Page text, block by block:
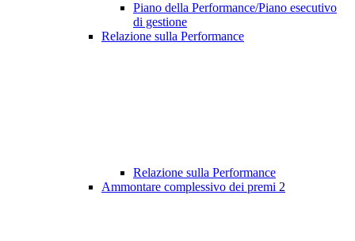
Piano della Performance/Piano esecutivo
di gestione
Relazione sulla Performance
Relazione sulla Performance
Ammontare complessivo dei premi 2